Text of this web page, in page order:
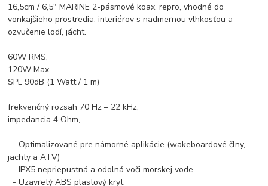
16,5cm / 6,5" MARINE 2-pásmové koax. repro, vhodné do
vonkajšieho prostredia, interiérov s nadmernou vlhkosťou a
ozvučenie lodí, jácht.
60W RMS,
120W Max,
SPL 90dB (1 Watt / 1 m)
frekvenčný rozsah 70 Hz – 22 kHz,
impedancia 4 Ohm,
- Optimalizované pre námorné aplikácie (wakeboardové člny,
jachty a ATV)
- IPX5 nepriepustná a odolná voči morskej vode
- Uzavretý ABS plastový kryt